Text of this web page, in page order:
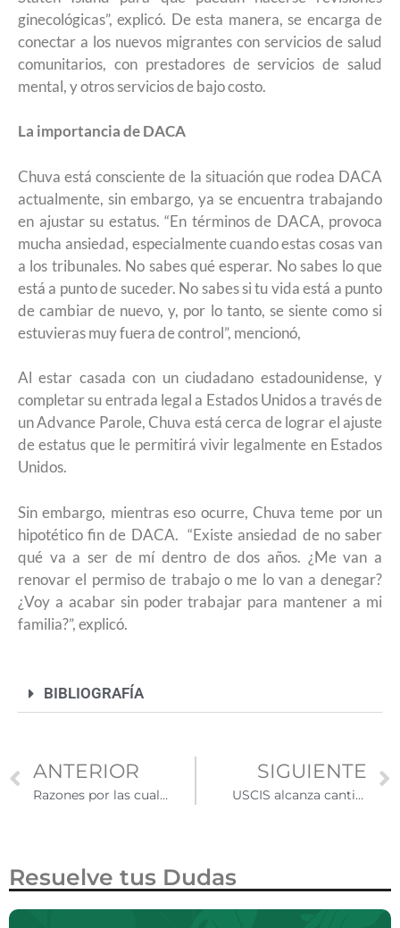
ginecológicas”, explicó. De esta manera, se encarga de
conectar a los nuevos migrantes con servicios de salud
comunitarios, con prestadores de servicios de salud
mental, y otros servicios de bajo costo.
La importancia de DACA
Chuva está consciente de la situación que rodea DACA
actualmente, sin embargo, ya se encuentra trabajando
en ajustar su estatus. “En términos de DACA, provoca
mucha ansiedad, especialmente cuando estas cosas van
a los tribunales. No sabes qué esperar. No sabes lo que
está a punto de suceder. No sabes si tu vida está a punto
de cambiar de nuevo, y, por lo tanto, se siente como si
estuvieras muy fuera de control”, mencionó,
Al estar casada con un ciudadano estadounidense, y
completar su entrada legal a Estados Unidos a través de
un Advance Parole, Chuva está cerca de lograr el ajuste
de estatus que le permitirá vivir legalmente en Estados
Unidos.
Sin embargo, mientras eso ocurre, Chuva teme por un
hipotético fin de DACA. “Existe ansiedad de no saber
qué va a ser de mí dentro de dos años. ¿Me van a
renovar el permiso de trabajo o me lo van a denegar?
¿Voy a acabar sin poder trabajar para mantener a mi
familia?”, explicó.
BIBLIOGRAFÍA
ANTERIOR
Razones por las cuales puedes perder tus beneficios de DACA
SIGUIENTE
USCIS alcanza cantidad máxima de visas H-2B para la primera mitad del Año Fiscal 2024
Resuelve tus Dudas